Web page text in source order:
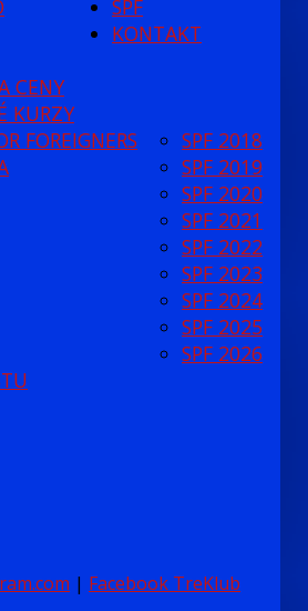
CENY
KURZY
FOREIGNERS
SPF
SPF 2018
SPF 2019
SPF 2020
SPF 2021
SPF 2022
SPF 2023
SPF 2024
SPF 2025
SPF 2026
KONTAKT
| Facebook TreKlub